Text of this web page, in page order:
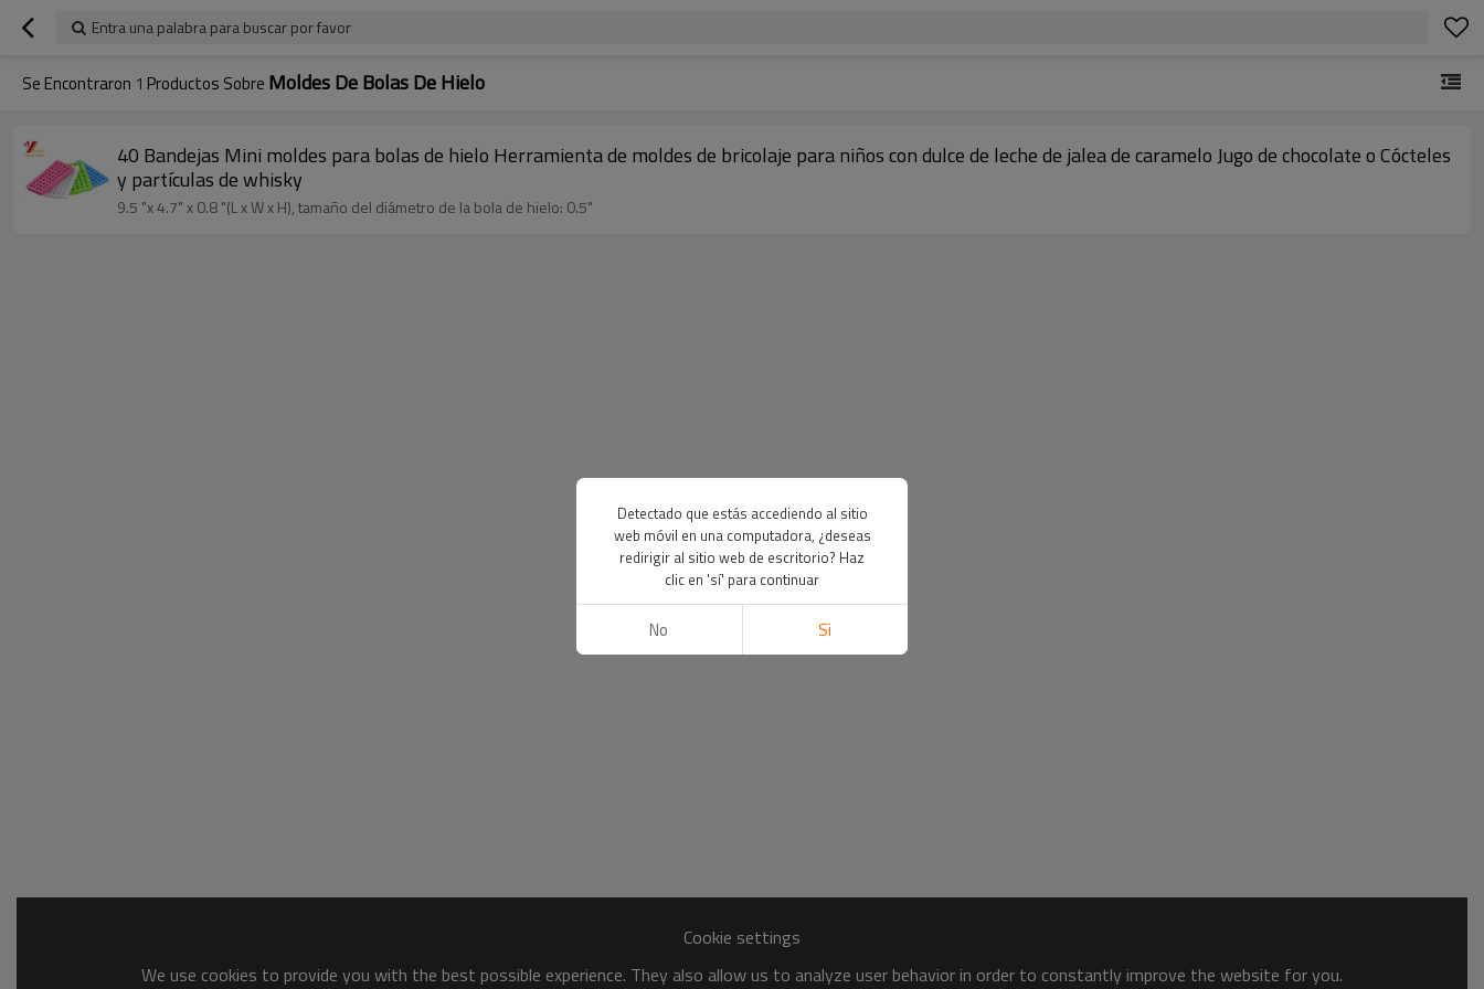
Entra una palabra para buscar por favor
Se Encontraron 1 Productos Sobre Moldes De Bolas De Hielo
40 Bandejas Mini moldes para bolas de hielo Herramienta de moldes de bricolaje para niños con dulce de leche de jalea de caramelo Jugo de chocolate o Cócteles
y partículas de whisky
9.5 "x 4.7" x 0.8 "(L x W x H), tamaño del diámetro de la bola de hielo: 0.5"
Cookie settings
We use cookies to provide you with the best possible experience. They also allow us to analyze user behavior in order to constantly improve the website for you.
Detectado que estás accediendo al sitio
web móvil en una computadora, ¿deseas
redirigir al sitio web de escritorio? Haz
clic en 'sí' para continuar
No Si